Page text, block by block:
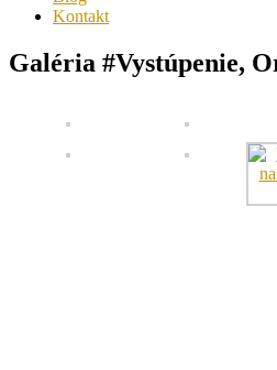
Kontakt
Galéria #Vystúpenie,